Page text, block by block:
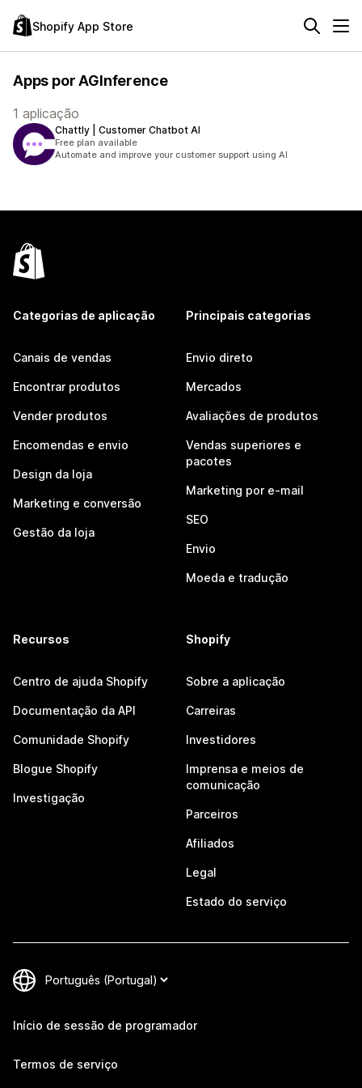
Shopify App Store
Apps por AGInference
1 aplicação
Chattly | Customer Chatbot AI
Free plan available
Automate and improve your customer support using AI
Categorias de aplicação
Canais de vendas
Encontrar produtos
Vender produtos
Encomendas e envio
Design da loja
Marketing e conversão
Gestão da loja
Principais categorias
Envio direto
Mercados
Avaliações de produtos
Vendas superiores e
pacotes
Marketing por e-mail
SEO
Envio
Moeda e tradução
Recursos
Centro de ajuda Shopify
Documentação da API
Comunidade Shopify
Blogue Shopify
Investigação
Shopify
Sobre a aplicação
Carreiras
Investidores
Imprensa e meios de
comunicação
Parceiros
Afiliados
Legal
Estado do serviço
Início de sessão de programador
Termos de serviço